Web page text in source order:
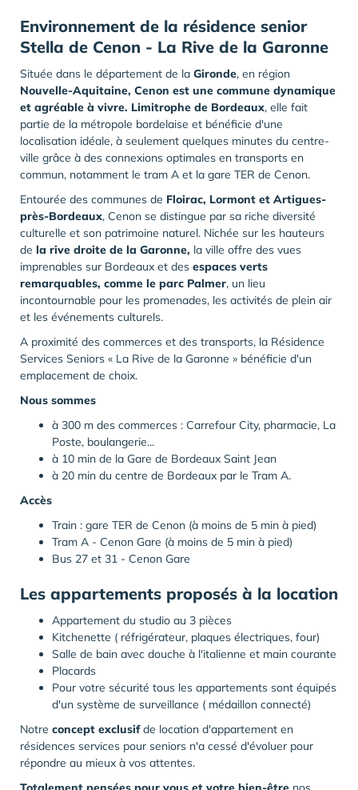
Environnement de la résidence senior
Stella de Cenon - La Rive de la Garonne
Située dans le département de la Gironde, en région
Nouvelle-Aquitaine, Cenon est une commune dynamique
et agréable à vivre. Limitrophe de Bordeaux, elle fait
partie de la métropole bordelaise et bénéficie d'une
localisation idéale, à seulement quelques minutes du centre-
ville grâce à des connexions optimales en transports en
commun, notamment le tram A et la gare TER de Cenon.
Entourée des communes de Floirac, Lormont et Artigues-
près-Bordeaux, Cenon se distingue par sa riche diversité
culturelle et son patrimoine naturel. Nichée sur les hauteurs
de la rive droite de la Garonne, la ville offre des vues
imprenables sur Bordeaux et des espaces verts
remarquables, comme le parc Palmer, un lieu
incontournable pour les promenades, les activités de plein air
et les événements culturels.
A proximité des commerces et des transports, la Résidence
Services Seniors « La Rive de la Garonne » bénéficie d'un
emplacement de choix.
Nous sommes
à 300 m des commerces : Carrefour City, pharmacie, La
Poste, boulangerie...
à 10 min de la Gare de Bordeaux Saint Jean
à 20 min du centre de Bordeaux par le Tram A.
Accès
Train : gare TER de Cenon (à moins de 5 min à pied)
Tram A - Cenon Gare (à moins de 5 min à pied)
Bus 27 et 31 - Cenon Gare
Les appartements proposés à la location
Appartement du studio au 3 pièces
Kitchenette ( réfrigérateur, plaques électriques, four)
Salle de bain avec douche à l'italienne et main courante
Placards
Pour votre sécurité tous les appartements sont équipés
d'un système de surveillance ( médaillon connecté)
Notre concept exclusifde location d'appartement en
résidences services pour seniors n'a cessé d'évoluer pour
répondre au mieux à vos attentes.